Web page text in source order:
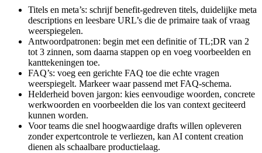
Titels en meta’s: schrijf benefit-gedreven titels, duidelijke meta
descriptions en leesbare URL’s die de primaire taak of vraag
weerspiegelen.
Antwoordpatronen: begin met een definitie of TL;DR van 2
tot 3 zinnen, som daarna stappen op en voeg voorbeelden en
kanttekeningen toe.
FAQ’s: voeg een gerichte FAQ toe die echte vragen
weerspiegelt. Markeer waar passend met FAQ-schema.
Helderheid boven jargon: kies eenvoudige woorden, concrete
werkwoorden en voorbeelden die los van context geciteerd
kunnen worden.
Voor teams die snel hoogwaardige drafts willen opleveren
zonder expertcontrole te verliezen, kan AI content creation
dienen als schaalbare productielaag.